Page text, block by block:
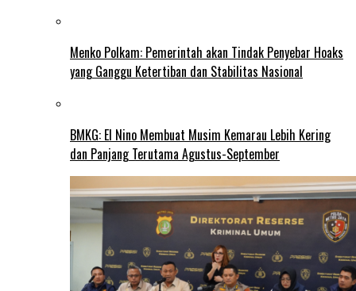
Menko Polkam: Pemerintah akan Tindak Penyebar Hoaks
yang Ganggu Ketertiban dan Stabilitas Nasional
BMKG: El Nino Membuat Musim Kemarau Lebih Kering
dan Panjang Terutama Agustus-September